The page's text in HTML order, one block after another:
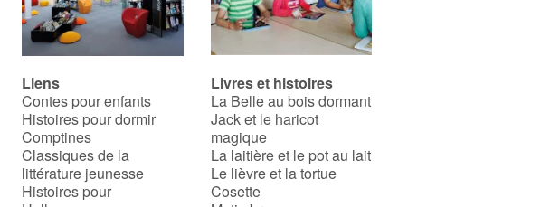
Liens
Contes pour enfants
Histoires pour dormir
Comptines
Classiques de la
littérature jeunesse
Histoires pour
Livres et histoires
La Belle au bois dormant
Jack et le haricot
magique
La laitière et le pot au lait
Le lièvre et la tortue
Cosette